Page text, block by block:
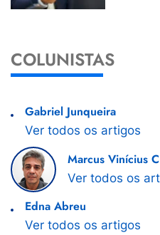
COLUNISTAS
Gabriel Junqueira
Ver todos os artigos
Marcus Vinícius
Ver todos os
Edna Abreu
Ver todos os artigos